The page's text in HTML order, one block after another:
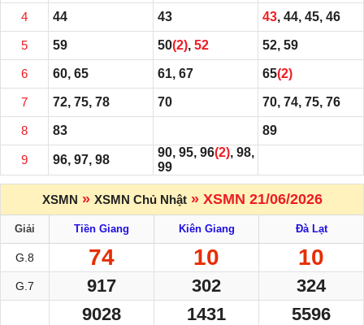
4 44 43 43, 44, 45, 46
5 59 50(2), 52 52, 59
6 60, 65 61, 67 65(2)
7 72, 75, 78 70 70, 74, 75, 76
8 83 89
9 96, 97, 98
90, 95, 96(2), 98,
99
XSMN » XSMN Chủ Nhật» XSMN 21/06/2026
Giải Tiền Giang Kiên Giang Đà Lạt
G.8 74 10 10
G.7 917 302 324
9028
1431
5596